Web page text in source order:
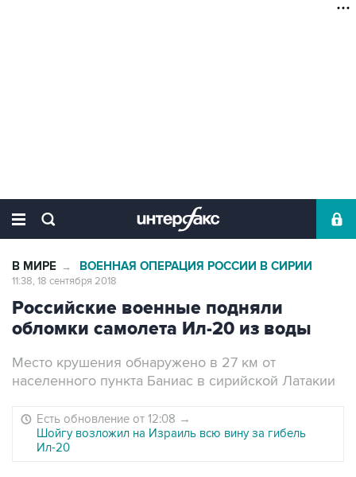
В МИРЕ → ВОЕННАЯ ОПЕРАЦИЯ РОССИИ В СИРИИ
11:38, 18 сентября 2018
Российские военные подняли
обломки самолета Ил-20 из воды
Место крушения обнаружено в 27 км от
населенного пункта Баниас в сирийской Латакии
Есть обновление от 12:08 →
Шойгу возложил на Израиль всю вину за гибель
Ил-20